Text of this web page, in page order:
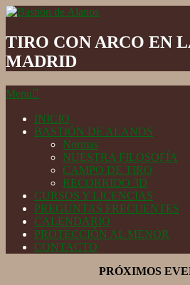
Skip
content
de
Alanos
TIRO CON ARCO EN
MADRID
Secondary
Menu
Menu
INICIO
BASTIÓN DE ALANOS
Normas
NUESTRA FILOSOFÍA
CAMPO DE TIRO
RECORRIDO 3D
CURSOS Y LICENCIAS
PREGUNTAS FRECUENTES
CALENDARIO
PROTECCIÓN AL MENOR
CONTACTO
PRÓXIMOS